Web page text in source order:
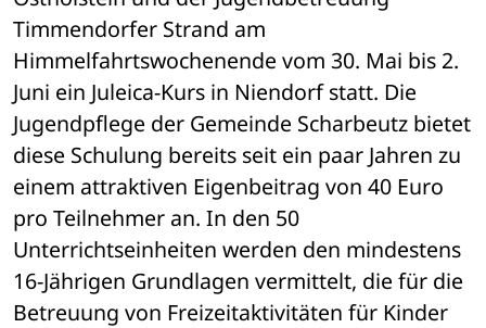
Timmendorfer Strand am
Himmelfahrtswochenende vom 30. Mai bis 2.
Juni ein Juleica-Kurs in Niendorf statt. Die
Jugendpflege der Gemeinde Scharbeutz bietet
diese Schulung bereits seit ein paar Jahren zu
einem attraktiven Eigenbeitrag von 40 Euro
pro Teilnehmer an. In den 50
Unterrichtseinheiten werden den mindestens
16-Jährigen Grundlagen vermittelt, die für die
Betreuung von Freizeitaktivitäten für Kinder